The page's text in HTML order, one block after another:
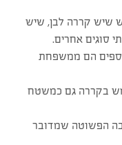
מ-30 סוגים, יש שיש קררה לבן, שיש
סוגים אחרים.
הם ממשפחת
בקררה גם כמשטח
הפשוטה שמדובר